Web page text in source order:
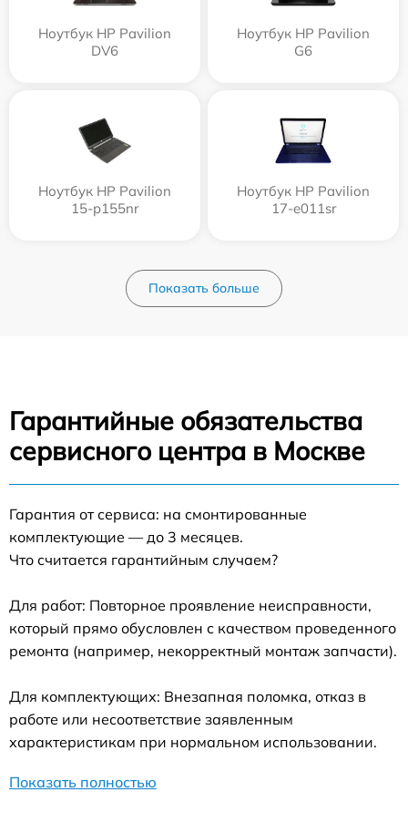
Ноутбук HP Pavilion
DV6
Ноутбук HP Pavilion
G6
Ноутбук HP Pavilion
15-p155nr
Ноутбук HP Pavilion
17-e011sr
Показать больше
Гарантийные обязательства
сервисного центра в Москве
Гарантия от сервиса: на смонтированные
комплектующие — до 3 месяцев.
Что считается гарантийным случаем?
Для работ: Повторное проявление неисправности,
который прямо обусловлен с качеством проведенного
ремонта (например, некорректный монтаж запчасти).
Для комплектующих: Внезапная поломка, отказ в
работе или несоответствие заявленным
характеристикам при нормальном использовании.
Показать полностью